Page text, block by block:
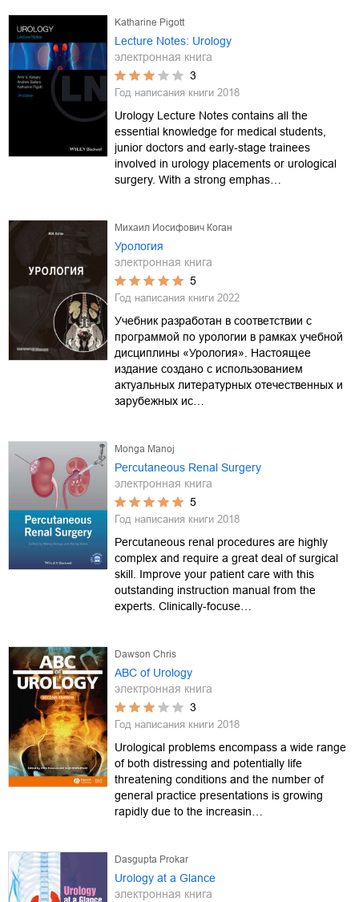
Katharine Pigott
Lecture Notes: Urology
электронная книга
3
Год написания книги 2018
Urology Lecture Notes contains all the
essential knowledge for medical students,
junior doctors and early-stage trainees
involved in urology placements or urological
surgery. With a strong emphas…
Михаил Иосифович Коган
Урология
электронная книга
5
Год написания книги 2022
Учебник разработан в соответствии с
программой по урологии в рамках учебной
дисциплины «Урология». Настоящее
издание создано с использованием
актуальных литературных отечественных и
зарубежных ис…
Monga Manoj
Percutaneous Renal Surgery
электронная книга
5
Год написания книги 2018
Percutaneous renal procedures are highly
complex and require a great deal of surgical
skill. Improve your patient care with this
outstanding instruction manual from the
experts. Clinically-focuse…
Dawson Chris
ABC of Urology
электронная книга
3
Год написания книги 2018
Urological problems encompass a wide range
of both distressing and potentially life
threatening conditions and the number of
general practice presentations is growing
rapidly due to the increasin…
Dasgupta Prokar
Urology at a Glance
электронная книга